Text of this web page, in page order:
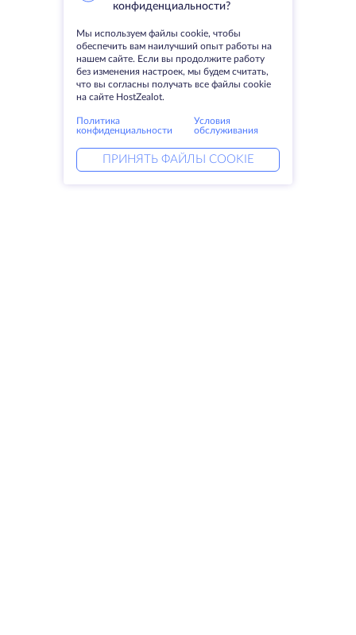
конфиденциальности?
Мы используем файлы cookie, чтобы
обеспечить вам наилучший опыт работы на
нашем сайте. Если вы продолжите работу
без изменения настроек, мы будем считать,
что вы согласны получать все файлы cookie
на сайте HostZealot.
Политика
конфиденциальности
Условия
обслуживания
ПРИНЯТЬ ФАЙЛЫ COOKIE